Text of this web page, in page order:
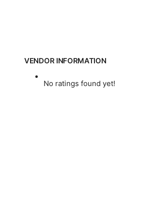
VENDOR INFORMATION
No ratings found yet!